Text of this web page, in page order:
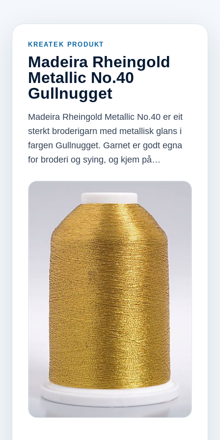
KREATEK PRODUKT
Madeira Rheingold
Metallic No.40
Gullnugget
Madeira Rheingold Metallic No.40 er eit
sterkt broderigarn med metallisk glans i
fargen Gullnugget. Garnet er godt egna
for broderi og sying, og kjem på…